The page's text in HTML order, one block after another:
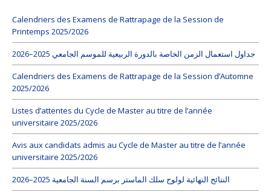
Calendriers des Examens de Rattrapage de la Session de
Printemps 2025/2026
جداول استعمال الزمن الخاصة بالدورة الربيعية للموسم الجامعي 2025–2026
Calendriers des Examens de Rattrapage de la Session d’Automne
2025/2026
Listes d’attentes du Cycle de Master au titre de l’année
universitaire 2025/2026
Avis aux candidats admis au Cycle de Master au titre de l’année
universitaire 2025/2026
النتائج النهائية لولوج سلك الماستر برسم السنة الجامعية 2025–2026